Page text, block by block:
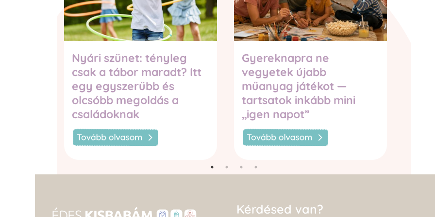
Nyári szünet: tényleg
csak a tábor maradt? Itt
egy egyszerűbb és
olcsóbb megoldás a
családoknak
Gyereknapra ne
vegyetek újabb
műanyag játékot —
tartsatok inkább mini
„igen napot”
Kérdésed van?